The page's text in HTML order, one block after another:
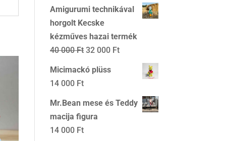
Amigurumi technikával
horgolt Kecske
kézműves hazai termék
40 000Ft Original
was:
000 Ft.
32 000 FtCurrent
000 Ft.
Micimackó plüss
14 000 Ft
Mr.Bean mese és Teddy
macija figura
14 000 Ft